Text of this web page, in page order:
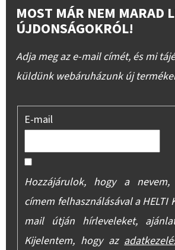
MOST MÁR NEM MARAD
ÚJDONSÁGOKRÓL!
Adja meg az e-mail címét, és mi
küldünk webáruházunk új
E-mail
Hozzájárulok, hogy a
címem felhasználásával a HELTI
mail útján hírleveleket,
Kijelentem, hogy az